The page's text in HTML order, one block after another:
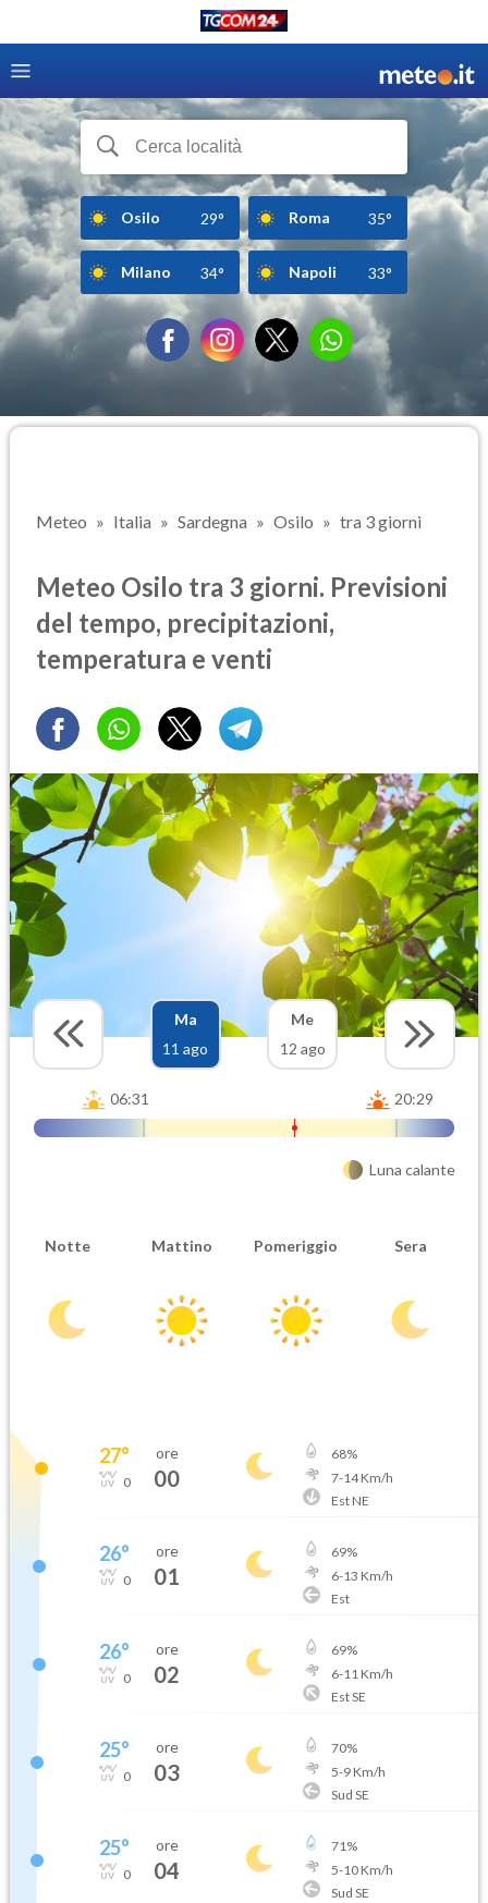
Osilo 29° Roma 35°
Milano 34° Napoli 33°
Meteo Italia Sardegna Osilo tra 3 giorni
Meteo Osilo tra 3 giorni. Previsioni
del tempo, precipitazioni,
temperatura e venti
Ma
11 ago
Me
12 ago
06:31 20:29
Luna calante
Notte Mattino Pomeriggio Sera
27°
0
ore
00
68%
7-14Km/h
Est NE
26°
0
ore
01
69%
6-13 Km/h
Est
26°
0
ore
02
69%
6-11 Km/h
Est SE
25°
0
ore
03
70%
5-9Km/h
Sud SE
25°
0
ore
04
71%
5-10Km/h
Sud SE